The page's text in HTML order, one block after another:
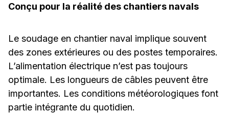
Conçu pour la réalité des chantiers navals
Le soudage en chantier naval implique souvent
des zones extérieures ou des postes temporaires.
L’alimentation électrique n’est pas toujours
optimale. Les longueurs de câbles peuvent être
importantes. Les conditions météorologiques font
partie intégrante du quotidien.